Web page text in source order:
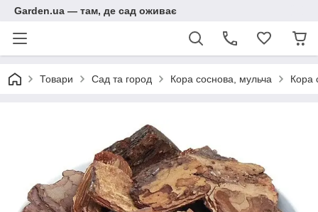
Garden.ua — там, де сад оживає
Товари Сад та город Кора соснова, мульча Кора